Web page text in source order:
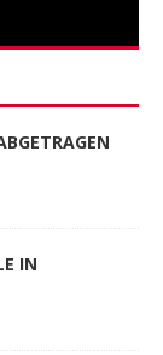
IN